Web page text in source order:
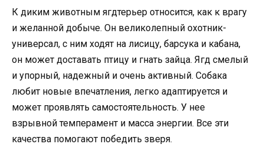
К диким животным ягдтерьер относится, как к врагу
и желанной добыче. Он великолепный охотник-
универсал, с ним ходят на лисицу, барсука и кабана,
он может доставать птицу и гнать зайца. Ягд смелый
и упорный, надежный и очень активный. Собака
любит новые впечатления, легко адаптируется и
может проявлять самостоятельность. У нее
взрывной темперамент и масса энергии. Все эти
качества помогают победить зверя.